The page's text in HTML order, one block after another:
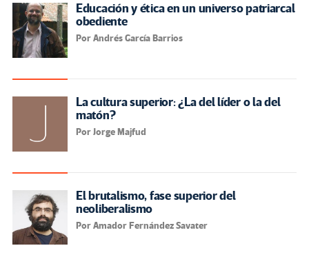
Educación y ética en un universo patriarcal
obediente
Por Andrés García Barrios
La cultura superior: ¿La del líder o la del
matón?
Por Jorge Majfud
El brutalismo, fase superior del
neoliberalismo
Por Amador Fernández Savater